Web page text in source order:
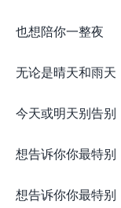
也想陪你一整夜
无论是晴天和雨天
今天或明天别告别
想告诉你你最特别
想告诉你你最特别